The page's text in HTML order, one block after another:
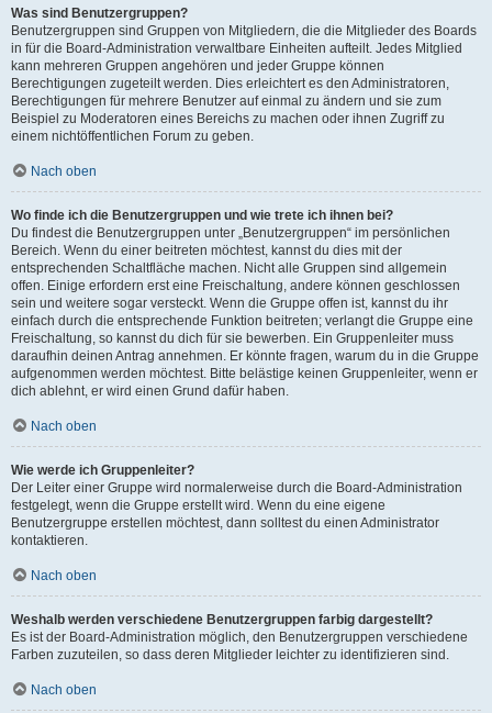
Was sind Benutzergruppen?
Benutzergruppen sind Gruppen von Mitgliedern, die die Mitglieder des Boards
in für die Board-Administration verwaltbare Einheiten aufteilt. Jedes Mitglied
kann mehreren Gruppen angehören und jeder Gruppe können
Berechtigungen zugeteilt werden. Dies erleichtert es den Administratoren,
Berechtigungen für mehrere Benutzer auf einmal zu ändern und sie zum
Beispiel zu Moderatoren eines Bereichs zu machen oder ihnen Zugriff zu
einem nichtöffentlichen Forum zu geben.
Nach oben
Wo finde ich die Benutzergruppen und wie trete ich ihnen bei?
Du findest die Benutzergruppen unter „Benutzergruppen“ im persönlichen
Bereich. Wenn du einer beitreten möchtest, kannst du dies mit der
entsprechenden Schaltfläche machen. Nicht alle Gruppen sind allgemein
offen. Einige erfordern erst eine Freischaltung, andere können geschlossen
sein und weitere sogar versteckt. Wenn die Gruppe offen ist, kannst du ihr
einfach durch die entsprechende Funktion beitreten; verlangt die Gruppe eine
Freischaltung, so kannst du dich für sie bewerben. Ein Gruppenleiter muss
daraufhin deinen Antrag annehmen. Er könnte fragen, warum du in die Gruppe
aufgenommen werden möchtest. Bitte belästige keinen Gruppenleiter, wenn er
dich ablehnt, er wird einen Grund dafür haben.
Nach oben
Wie werde ich Gruppenleiter?
Der Leiter einer Gruppe wird normalerweise durch die Board-Administration
festgelegt, wenn die Gruppe erstellt wird. Wenn du eine eigene
Benutzergruppe erstellen möchtest, dann solltest du einen Administrator
kontaktieren.
Nach oben
Weshalb werden verschiedene Benutzergruppen farbig dargestellt?
Es ist der Board-Administration möglich, den Benutzergruppen verschiedene
Farben zuzuteilen, so dass deren Mitglieder leichter zu identifizieren sind.
Nach oben